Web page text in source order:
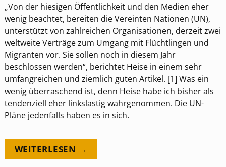
„Von der hiesigen Öffentlichkeit und den Medien eher
wenig beachtet, bereiten die Vereinten Nationen (UN),
unterstützt von zahlreichen Organisationen, derzeit zwei
weltweite Verträge zum Umgang mit Flüchtlingen und
Migranten vor. Sie sollen noch in diesem Jahr
beschlossen werden“, berichtet Heise in einem sehr
umfangreichen und ziemlich guten Artikel. [1] Was ein
wenig überraschend ist, denn Heise habe ich bisher als
tendenziell eher linkslastig wahrgenommen. Die UN-
Pläne jedenfalls haben es in sich.
WEITERLESEN →